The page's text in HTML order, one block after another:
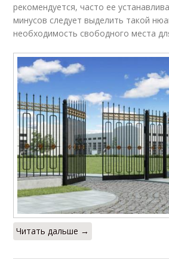
рекомендуется, часто ее
минусов следует выделить такой
необходимость свободного места
Читать дальше →